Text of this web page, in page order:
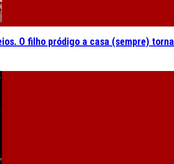
O filho pródigo a casa (sempre) torna